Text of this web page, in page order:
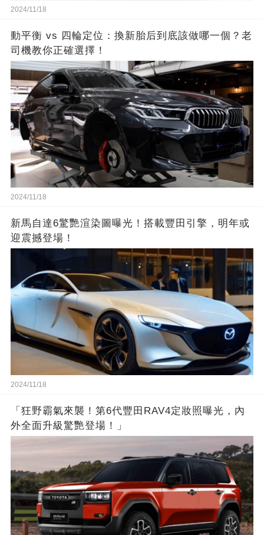
2024/11/18
動平衡 vs 四輪定位：換新胎后到底該做哪一個？老
司機教你正確選擇！
2024/11/18
新馬自達6驚艷渲染圖曝光！搭載豐田引擎，明年或
迎震撼登場！
2024/11/18
「狂野霸氣來襲！第6代豐田RAV4定妝照曝光，內
外全面升級驚艷登場！」